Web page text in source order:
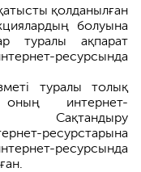
қолданылған
болуына
туралы ақпарат
ресурсында
туралы толық
оның интернет-
Сақтандыру
ресурстарына
ресурсында